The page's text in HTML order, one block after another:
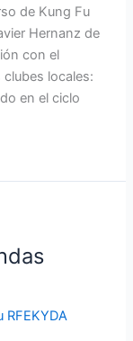
de Kung Fu
Hernanz de
con el
clubes locales:
en el ciclo
RFEKYDA